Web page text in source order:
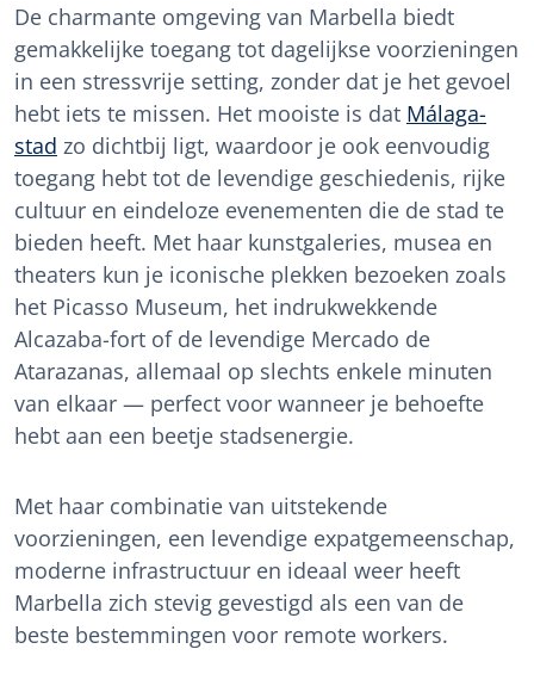
De charmante omgeving van Marbella biedt
gemakkelijke toegang tot dagelijkse voorzieningen
in een stressvrije setting, zonder dat je het gevoel
hebt iets te missen. Het mooiste is dat Málaga-
stad zo dichtbij ligt, waardoor je ook eenvoudig
toegang hebt tot de levendige geschiedenis, rijke
cultuur en eindeloze evenementen die de stad te
bieden heeft. Met haar kunstgaleries, musea en
theaters kun je iconische plekken bezoeken zoals
het Picasso Museum, het indrukwekkende
Alcazaba-fort of de levendige Mercado de
Atarazanas, allemaal op slechts enkele minuten
van elkaar — perfect voor wanneer je behoefte
hebt aan een beetje stadsenergie.
Met haar combinatie van uitstekende
voorzieningen, een levendige expatgemeenschap,
moderne infrastructuur en ideaal weer heeft
Marbella zich stevig gevestigd als een van de
beste bestemmingen voor remote workers.